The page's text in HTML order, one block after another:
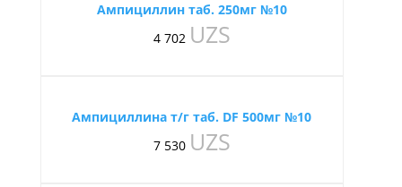
Ампициллин таб. 250мг №10
4 702 UZS
Ампициллина т/г таб. DF 500мг №10
7 530 UZS